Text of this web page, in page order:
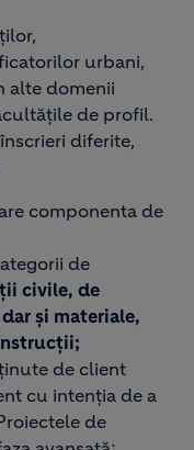
urbani,
alte domenii
de profil.
diferite,
componenta de
de
civile, de
și materiale,
de client
cu intenția de a
de